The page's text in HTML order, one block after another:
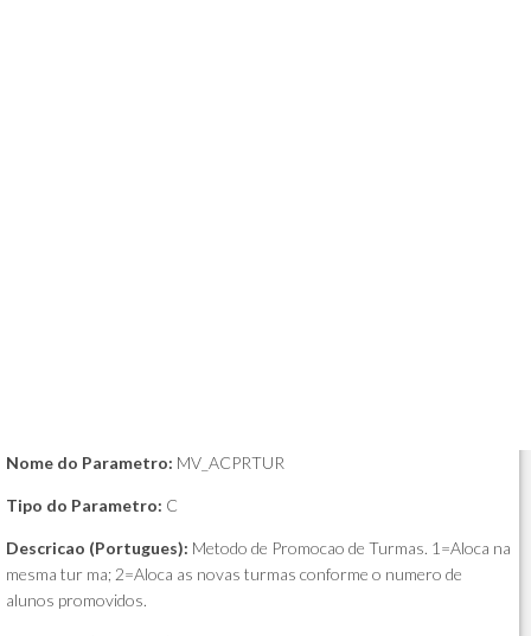
Nome do Parametro: MV_ACPRTUR
Tipo do Parametro: C
Descricao (Portugues): Metodo de Promocao de Turmas. 1=Aloca na
mesma tur ma; 2=Aloca as novas turmas conforme o numero de
alunos promovidos.